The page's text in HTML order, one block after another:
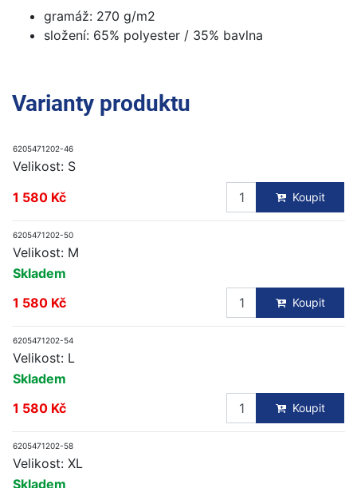
gramáž: 270 g/m2
složení: 65% polyester / 35% bavlna
Varianty produktu
6205471202-46
Velikost: S
1 580 Kč
Koupit
6205471202-50
Velikost: M
Skladem
1 580 Kč
Koupit
6205471202-54
Velikost: L
Skladem
1 580 Kč
Koupit
6205471202-58
Velikost: XL
Skladem